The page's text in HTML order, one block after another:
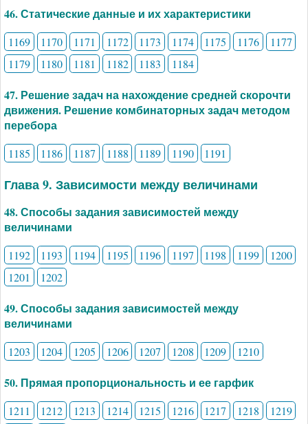
46. Статические данные и их характеристики
1169 1170 1171 1172 1173 1174 1175 1176
1177
1179
1180 1181 1182 1183 1184
47. Решение задач на нахождение средней скорочти
движения. Решение комбинаторных задач методом
перебора
1185 1186 1187 1188 1189 1190 1191
Глава 9. Зависимости между величинами
48. Способы задания зависимостей между
величинами
1192 1193 1194 1195 1196 1197 1198 1199
1200
1201
1202
49. Способы задания зависимостей между
величинами
1203 1204 1205 1206 1207 1208 1209 1210
50. Прямая пропорциональность и ее гарфик
1211 1212 1213 1214 1215 1216 1217 1218
1219